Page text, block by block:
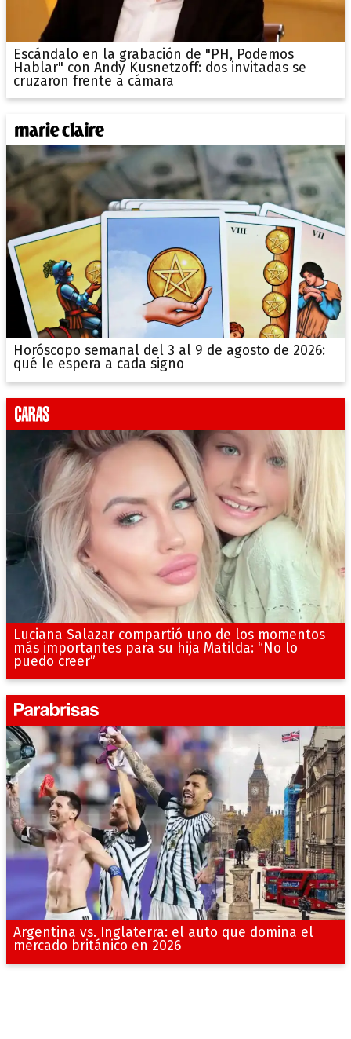
Escándalo en la grabación de "PH, Podemos
Hablar" con Andy Kusnetzoff: dos invitadas se
cruzaron frente a cámara
Horóscopo semanal del 3 al 9 de agosto de 2026:
qué le espera a cada signo
Luciana Salazar compartió uno de los momentos
más importantes para su hija Matilda: “No lo
puedo creer”
Argentina vs. Inglaterra: el auto que domina el
mercado británico en 2026